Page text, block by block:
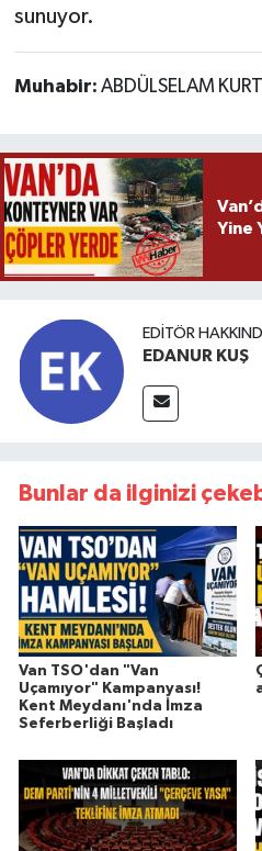
sunuyor.
Muhabir: ABDÜLSELAM KURT
Yine
EDITÖR
EDANUR KUŞ
Bunlar da ilginizi
Van TSO'dan "Van
Uçamıyor" Kampanyası!
Kent Meydanı'nda İmza
Seferberliği Başladı